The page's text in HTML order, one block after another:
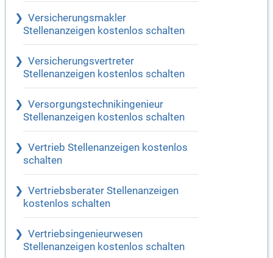
Versicherungsmakler
Stellenanzeigen kostenlos schalten
Versicherungsvertreter
Stellenanzeigen kostenlos schalten
Versorgungstechnikingenieur
Stellenanzeigen kostenlos schalten
Vertrieb Stellenanzeigen kostenlos
schalten
Vertriebsberater Stellenanzeigen
kostenlos schalten
Vertriebsingenieurwesen
Stellenanzeigen kostenlos schalten